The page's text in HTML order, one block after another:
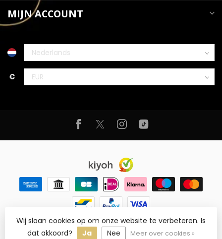
MIJN ACCOUNT
€
© Copyright 2026 Noirique- Powered by Lightspeed-
Lightspeed designby Dyvelopment
Wij slaan cookies op om onze website te verbeteren. Is
dat akkoord?
Ja Nee Meer over cookies »